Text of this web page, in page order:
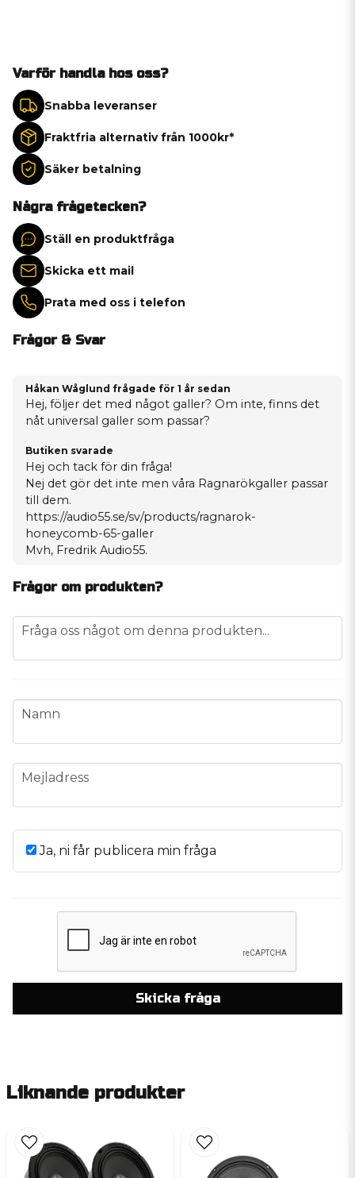
Varför handla hos oss?
Snabba leveranser
Fraktfria alternativ från 1000kr*
Säker betalning
Några frågetecken?
Ställ en produktfråga
Skicka ett mail
Prata med oss i telefon
Frågor & Svar
Håkan Wåglund frågade för 1 år sedan
Hej, följer det med något galler? Om inte, finns det
nåt universal galler som passar?
Butiken svarade
Hej och tack för din fråga!
Nej det gör det inte men våra Ragnarökgaller passar
till dem.
https://audio55.se/sv/products/ragnarok-
honeycomb-65-galler
Mvh, Fredrik Audio55.
Frågor om produkten?
question
Fråga oss något om denna produkten...
name
Namn
email
Mejladress
Ja, ni får publicera min fråga
Skicka fråga
Liknande produkter